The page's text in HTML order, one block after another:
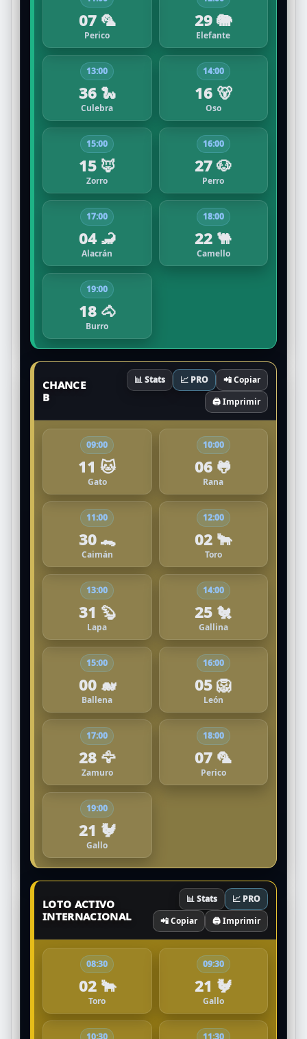
07 🦜
Perico
29 🐘
Elefante
13:00
36 🐍
Culebra
14:00
16 🐻
Oso
15:00
15 🦊
Zorro
16:00
27 🐶
Perro
17:00
04 🦂
Alacrán
18:00
22 🐫
Camello
19:00
18 🐴
Burro
CHANCE
B
📊 Stats 📈 PRO
📲 Copiar
🖨️ Imprimir
09:00
11 🐱
Gato
10:00
06 🐸
Rana
11:00
30 🐊
Caimán
12:00
02 🐂
Toro
13:00
31 🦫
Lapa
14:00
25 🐔
Gallina
15:00
00 🐋
Ballena
16:00
05 🦁
León
17:00
28 🦅
Zamuro
18:00
07 🦜
Perico
19:00
21 🐓
Gallo
LOTO ACTIVO
INTERNACIONAL
📊 Stats
📈 PRO
📲 Copiar
🖨️ Imprimir
08:30
02 🐂
Toro
09:30
21 🐓
Gallo
10:30 11:30